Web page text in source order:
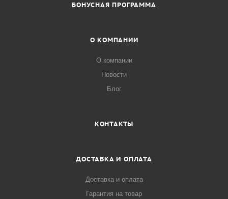
БОНУСНАЯ ПРОГРАММА
О КОМПАНИИ
О компании
Новости
Блог
КОНТАКТЫ
ДОСТАВКА И ОПЛАТА
Доставка и оплата
Гарантия на товар